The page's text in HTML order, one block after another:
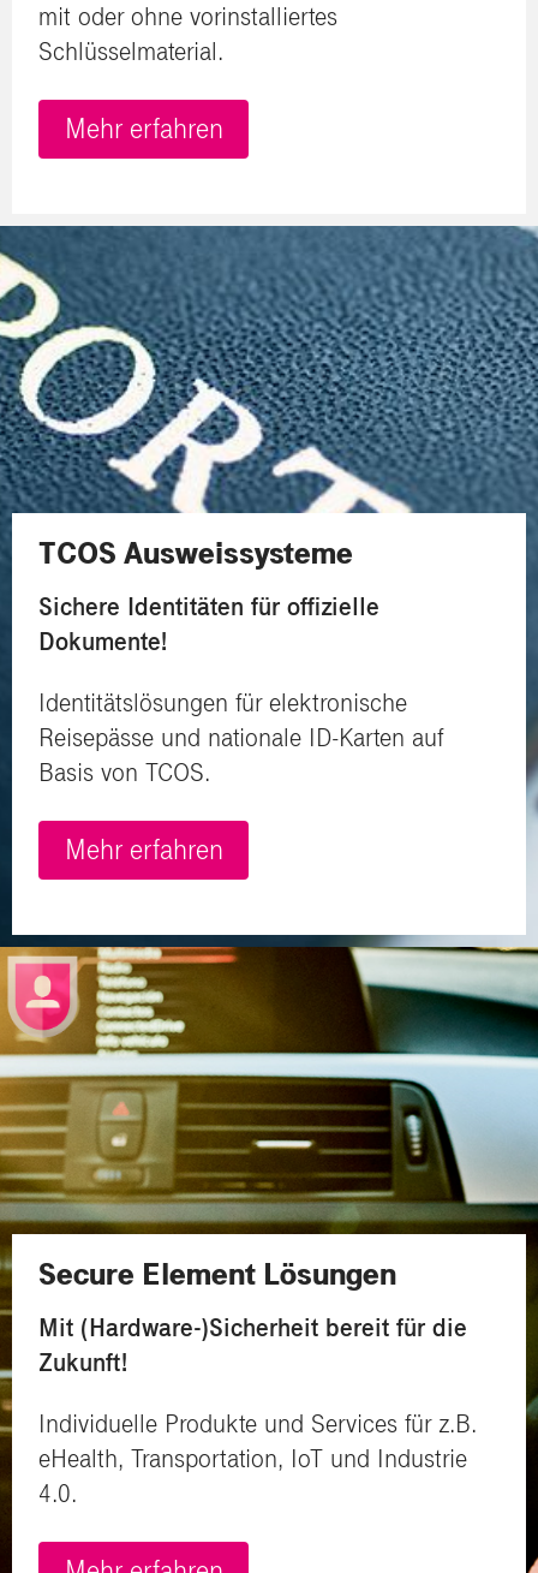
mit oder ohne vorinstalliertes
Schlüsselmaterial.
Mehr erfahren
TCOS Ausweissysteme
Sichere Identitäten für offizielle
Dokumente!
Identitätslösungen für elektronische
Reisepässe und nationale ID-Karten auf
Basis von TCOS.
Mehr erfahren
Secure Element Lösungen
Mit (Hardware-)Sicherheit bereit für die
Zukunft!
Individuelle Produkte und Services für z.B.
eHealth, Transportation, IoT und Industrie
4.0.